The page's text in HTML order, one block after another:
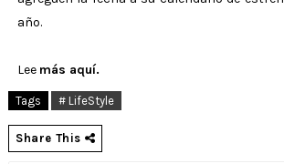
año.
Lee más aquí.
Tags # LifeStyle
Share This